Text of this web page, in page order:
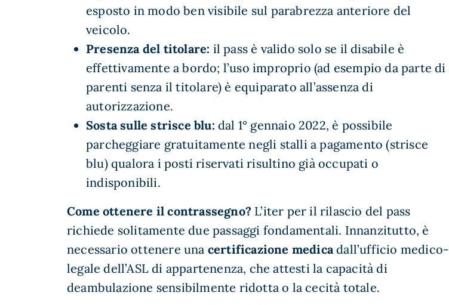
esposto in modo ben visibile sul parabrezza anteriore del
veicolo.
Presenza del titolare: il pass è valido solo se il disabile è
effettivamente a bordo; l’uso improprio (ad esempio da parte di
parenti senza il titolare) è equiparato all’assenza di
autorizzazione.
Sosta sulle strisce blu: dal 1° gennaio 2022, è possibile
parcheggiare gratuitamente negli stalli a pagamento (strisce
blu) qualora i posti riservati risultino già occupati o
indisponibili.
Come ottenere il contrassegno? L’iter per il rilascio del pass
richiede solitamente due passaggi fondamentali. Innanzitutto, è
necessario ottenere una certificazione medicadall’ufficio medico-
legale dell’ASL di appartenenza, che attesti la capacità di
deambulazione sensibilmente ridotta o la cecità totale.